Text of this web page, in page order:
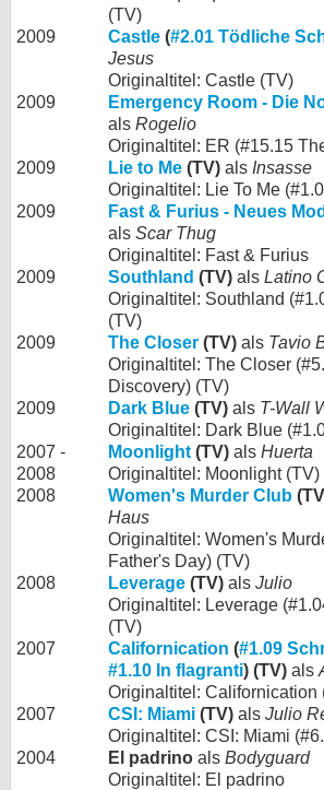
(TV)
2009
Castle (#2.01 Tödliche
Jesus
Originaltitel: Castle (TV)
2009
Emergency Room - Die
als Rogelio
Originaltitel: ER (#15.15
2009
Lie to Me (TV) als Insasse
Originaltitel: Lie To Me
2009
Fast & Furius - Neues
als Scar Thug
Originaltitel: Fast & Furius
2009
Southland (TV) als Latino
Originaltitel: Southland
(TV)
2009
The Closer (TV) als Tavio
Originaltitel: The Closer
Discovery) (TV)
2009
Dark Blue (TV) als T-Wall
Originaltitel: Dark Blue
2007 -
2008
Moonlight (TV) als Huerta
Originaltitel: Moonlight (TV)
2008
Women's Murder Club
Haus
Originaltitel: Women's
Father's Day) (TV)
2008
Leverage (TV) als Julio
Originaltitel: Leverage
(TV)
2007
Californication (#1.09
#1.10 In flagranti) (TV) als
Originaltitel: Californication
2007
CSI: Miami (TV) als Julio
Originaltitel: CSI: Miami
2004
El padrino als Bodyguard
Originaltitel: El padrino